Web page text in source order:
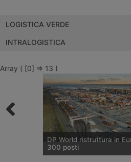
LOGISTICA VERDE
INTRALOGISTICA
Array ( [0] => 13 )
DP World ristruttura in
300 posti